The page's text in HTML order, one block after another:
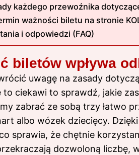
każdego przewoźnika
ważności biletu na stronie
i odpowiedzi (FAQ)
biletów wpływa
uwagę na zasady
to ciekawi to sprawdź, jakie
zabrać ze sobą trzy łatwo
albo wózek dziecięcy.
sprawia, że chętnie
dozwoloną liczbę,